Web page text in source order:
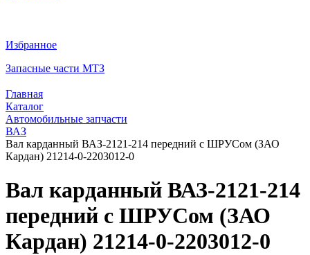
Избранное
Запасные части МТЗ
Главная
Каталог
Автомобильные запчасти
ВАЗ
Вал карданный ВАЗ-2121-214 передний с ШРУСом (ЗАО
Кардан) 21214-0-2203012-0
Вал карданный ВАЗ-2121-214
передний с ШРУСом (ЗАО
Кардан) 21214-0-2203012-0